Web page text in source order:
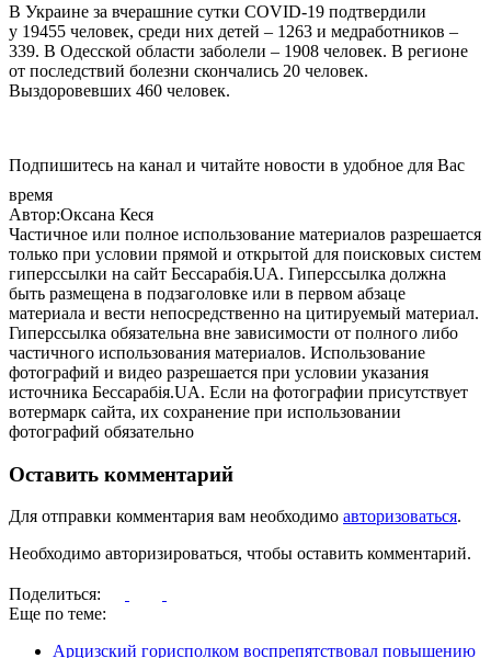
В Украине за вчерашние сутки COVID-19 подтвердили
у 19455 человек, среди них детей – 1263 и медработников –
339. В Одесской области заболели – 1908 человек. В регионе
от последствий болезни скончались 20 человек.
Выздоровевших 460 человек.
Подпишитесь на канал и читайте новости в удобное для Вас
время
Автор:Оксана Кеся
Частичное или полное использование материалов разрешается
только при условии прямой и открытой для поисковых систем
гиперссылки на сайт Бессарабія.UA. Гиперссылка должна
быть размещена в подзаголовке или в первом абзаце
материала и вести непосредственно на цитируемый материал.
Гиперссылка обязательна вне зависимости от полного либо
частичного использования материалов. Использование
фотографий и видео разрешается при условии указания
источника Бессарабія.UA. Если на фотографии присутствует
вотермарк сайта, их сохранение при использовании
фотографий обязательно
Оставить комментарий
Для отправки комментария вам необходимо авторизоваться.
Необходимо авторизироваться, чтобы оставить комментарий.
Поделиться:
Еще по теме:
Арцизский горисполком воспрепятствовал повышению